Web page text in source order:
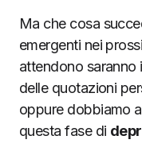
Ma che cosa
emergenti nei
attendono saranno
delle quotazioni
oppure dobbiamo
questa fase di